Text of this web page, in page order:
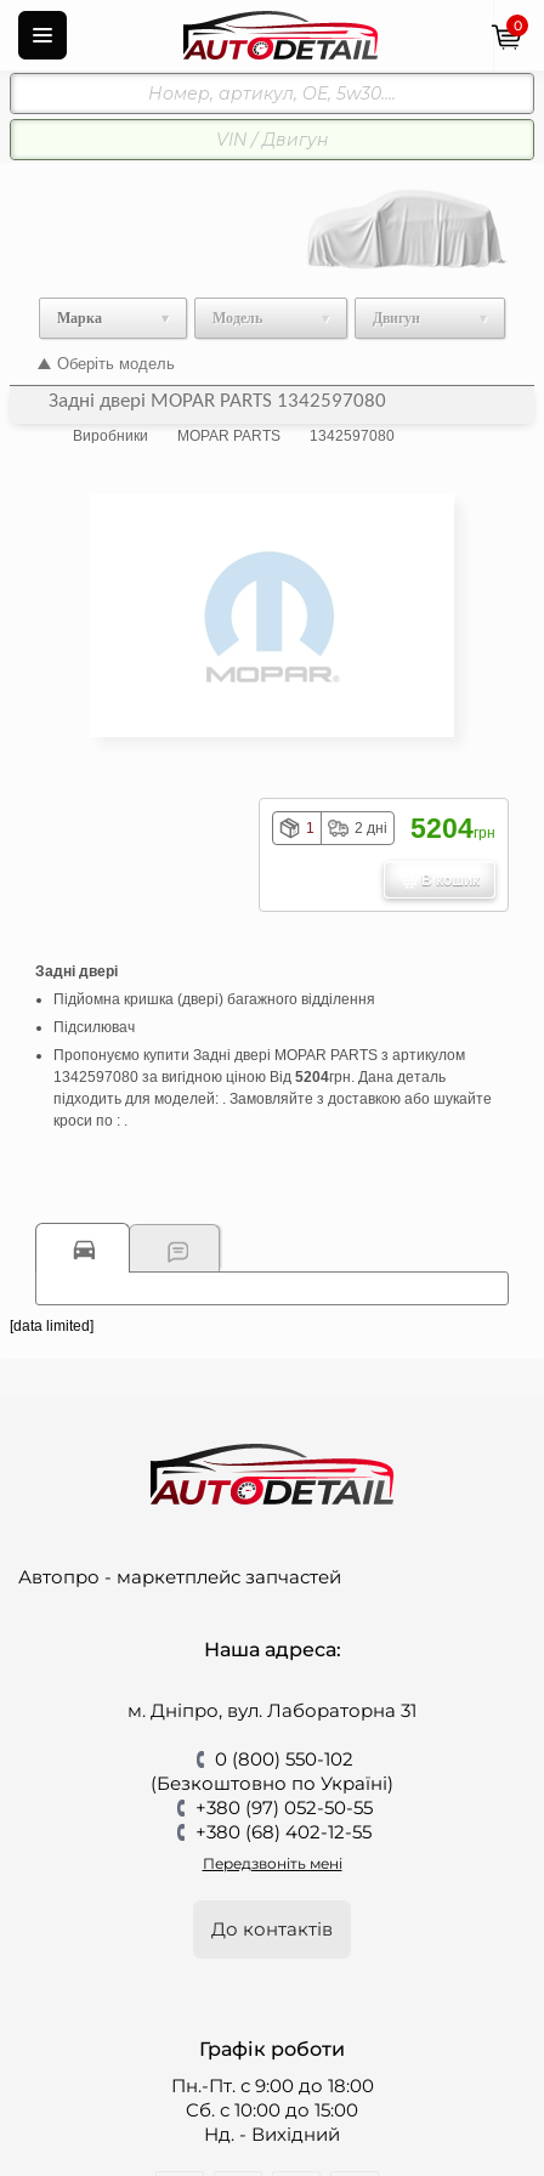
0
Марка Модель Двигун
Оберіть модель
Задні двері MOPAR PARTS 1342597080
Виробники MOPAR PARTS 1342597080
Задні двері
Підйомна кришка (двері) багажного відділення
Підсилювач
Пропонуємо купити Задні двері MOPAR PARTS з артикулом
1342597080 за вигідною ціною Від 5204грн. Дана деталь
підходить для моделей: . Замовляйте з доставкою або шукайте
кроси по : .
1 2 дні 5204грн
В кошик
[data limited]
Автопро - маркетплейс запчастей
Наша адреса:
м. Дніпро, вул. Лабораторна 31
0 (800) 550-102
(Безкоштовно по Україні)
+380 (97) 052-50-55
+380 (68) 402-12-55
Передзвоніть мені
До контактів
Графік роботи
Пн.-Пт. с 9:00 до 18:00
Cб. с 10:00 до 15:00
Нд. - Вихідний